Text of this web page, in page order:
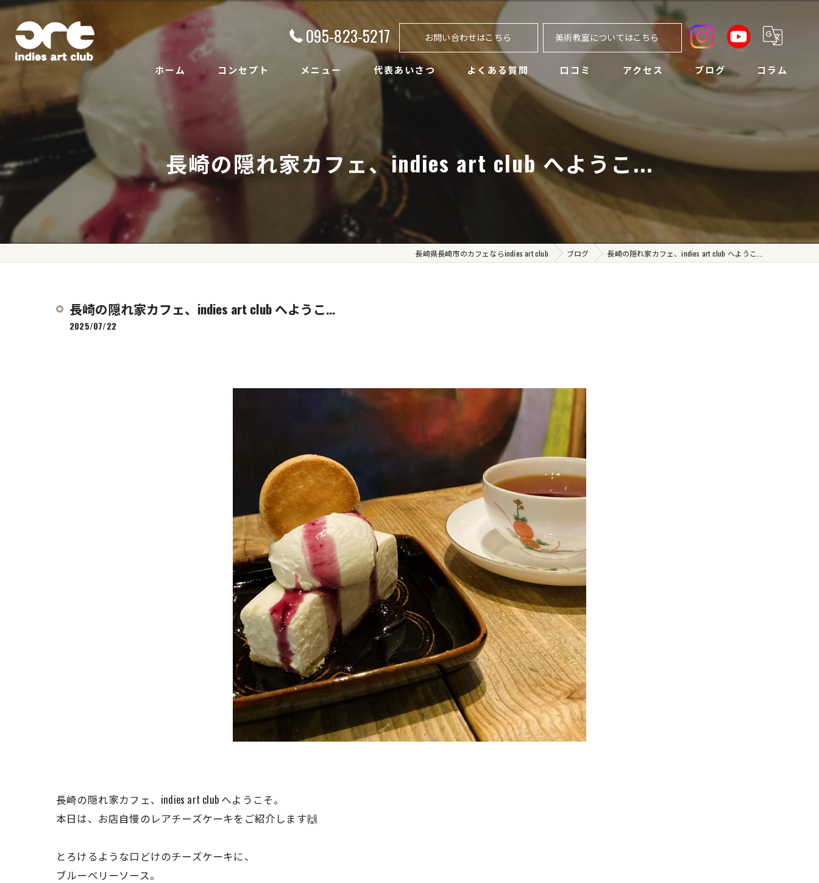
095-823-5217 お問い合わせはこちら 美術教室についてはこちら
ホーム コンセプト メニュー 代表あいさつ よくある質問 口コミ アクセス ブログ コラム
長崎の隠れ家カフェ、indies art club へようこ...
長崎県長崎市のカフェならindies art club ブログ 長崎の隠れ家カフェ、indies art club へようこ...
長崎の隠れ家カフェ、indies art club へようこ...
2025/07/22
長崎の隠れ家カフェ、indies art club へようこそ。
本日は、お店自慢のレアチーズケーキをご紹介します🙌
とろけるような口どけのチーズケーキに、
ブルーベリーソース。